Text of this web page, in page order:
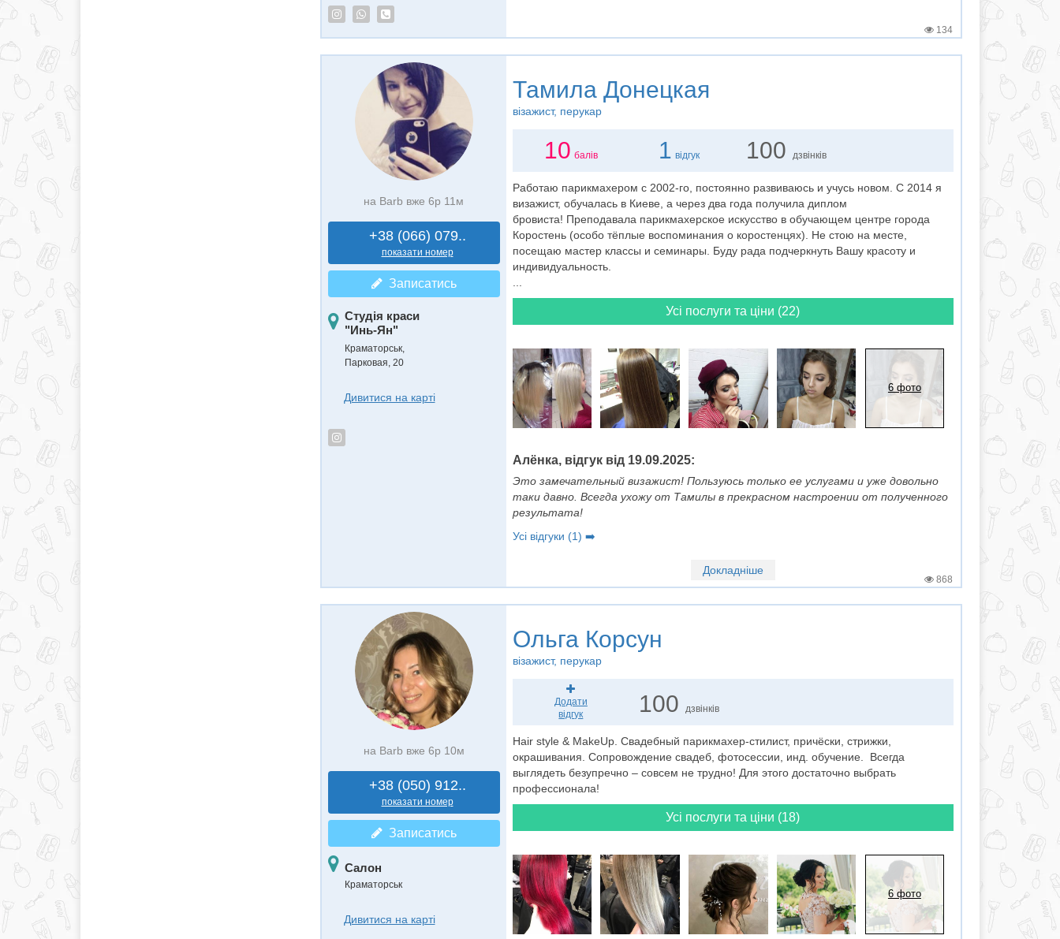
134
на Barb вже 6р 11м
+38 (066) 079..
показати номер
Записатись
Студія краси
"Инь-Ян"
Краматорськ,
Парковая, 20
Дивитися на карті
Тамила Донецкая
візажист, перукар
10 балів 1 відгук 100 дзвінків
Работаю парикмахером с 2002-го, постоянно развиваюсь и учусь новом. С 2014 я
визажист, обучалась в Киеве, а через два года получила диплом
бровиста! Преподавала парикмахерское искусство в обучающем центре города
Коростень (особо тёплые воспоминания о коростенцях). Не стою на месте,
посещаю мастер классы и семинары. Буду рада подчеркнуть Вашу красоту и
индивидуальность.
Усі послуги та ціни (22)
6 фото
Алёнка, відгук від 19.09.2025:
Это замечательный визажист! Пользуюсь только ее услугами и уже довольно
таки давно. Всегда ухожу от Тамилы в прекрасном настроении от полученного
результата!
Усі відгуки (1) ➡️
Докладніше
868
на Barb вже 6р 10м
+38 (050) 912..
показати номер
Записатись
Салон
Краматорськ
Дивитися на карті
Ольга Корсун
візажист, перукар
Додати
відгук
100 дзвінків
Hair style & MakeUp. Свадебный парикмахер-стилист, причёски, стрижки,
окрашивания. Сопровождение свадеб, фотосессии, инд. обучение. Всегда
выглядеть безупречно – совсем не трудно! Для этого достаточно выбрать
профессионала!
Усі послуги та ціни (18)
6 фото